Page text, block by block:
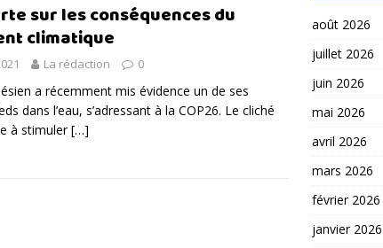
sur les conséquences du
climatique
La rédaction 0
a récemment mis évidence un de ses
dans l’eau, s’adressant à la COP26. Le cliché
à stimuler[…]
août 2026
juillet 2026
juin 2026
mai 2026
avril 2026
mars 2026
février 2026
janvier 2026